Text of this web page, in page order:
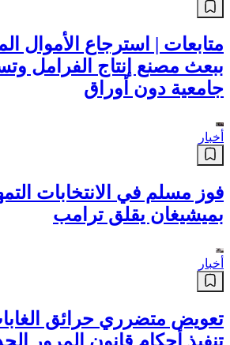
أخبار
متابعات | استرجاع الأموال
ببعث مصنع إنتاج الفرامل